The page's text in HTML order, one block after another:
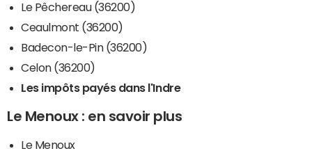
Le Pêchereau (36200)
Ceaulmont (36200)
Badecon-le-Pin (36200)
Celon (36200)
Les impôts payés dans l'Indre
Le Menoux : en savoir plus
Le Menoux